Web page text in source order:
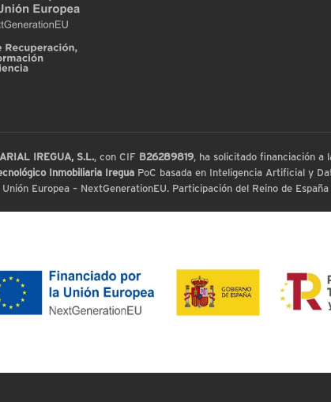
IREGUA, S.L., con CIF B26289819, ha solicitado financiación a
Inmobiliaria IreguaPoC basada en Inteligencia Artificial y
Europea – NextGenerationEU. Participación del Reino de